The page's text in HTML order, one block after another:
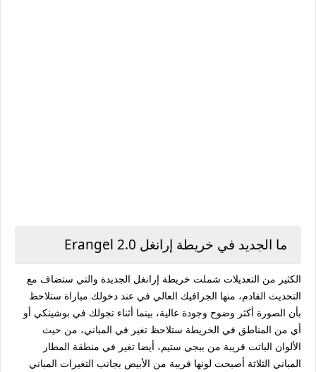
ما الجديد في خريطة إرانغل Erangel 2.0
الكثير من التعديلات شملت خريطة إرانغل الجديدة والتي ستضاف مع
التحديث القادم، منها الجرافيك العالي في عند دخولك مباراة ستلاحظ
بأن الصورة أكثر وضوح وجودة عالية، بينما أثناء تجولك في بوشينكي أو
أي من المناطق في الخريطة ستلاحظ تغير في المباني، من حيث
الألوان الباتت قريبة من ببجي ستيم، أيضا تغير في منطقة المطار
المباني الثلاثة أصبحت لونها قريبة من الأبيض بجانب التغيرات المباني